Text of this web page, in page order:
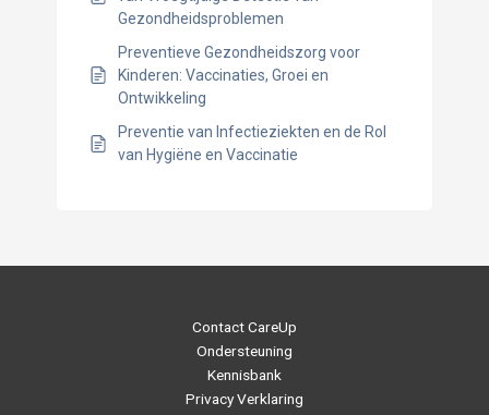
Gezondheidsproblemen
Preventieve Gezondheidszorg voor
Kinderen: Vaccinaties, Groei en
Ontwikkeling
Preventie van Infectieziekten en de Rol
van Hygiëne en Vaccinatie
Contact CareUp
Ondersteuning
Kennisbank
Privacy Verklaring